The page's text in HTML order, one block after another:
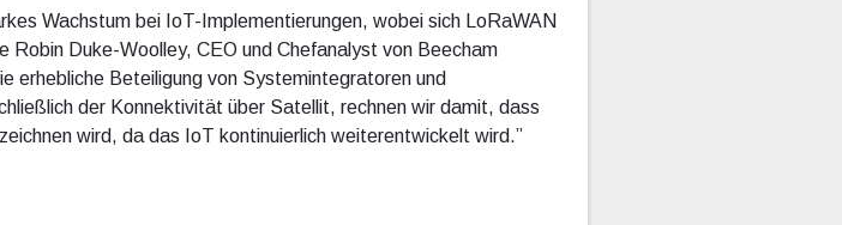
Wachstum bei IoT-Implementierungen, wobei sich LoRaWAN
Duke-Woolley, CEO und Chefanalyst von Beecham
erhebliche Beteiligung von Systemintegratoren und
der Konnektivität über Satellit, rechnen wir damit, dass
wird, da das IoT kontinuierlich weiterentwickelt wird.”